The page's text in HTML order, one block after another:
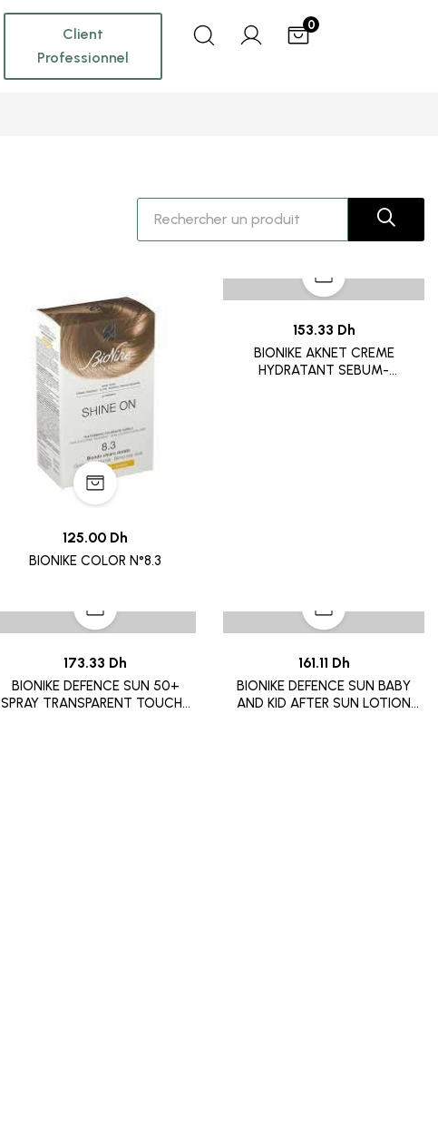
Client
Professionnel
0
125.00 Dh
BIONIKE COLOR N°8.3
153.33 Dh
BIONIKE AKNET CREME
HYDRATANT SEBUM-
173.33 Dh
BIONIKE DEFENCE SUN 50+
SPRAY TRANSPARENT TOUCHE
161.11 Dh
BIONIKE DEFENCE SUN BABY
AND KID AFTER SUN LOTION